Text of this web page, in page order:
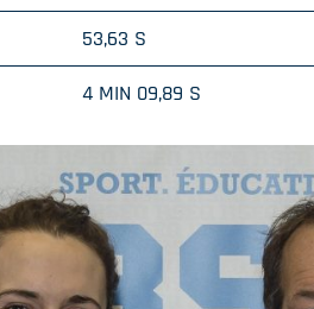
53,63 S
4 MIN 09,89 S